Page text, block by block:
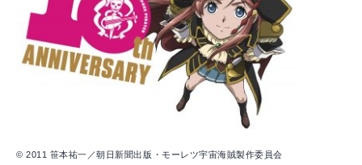
© 2011 笹本祐一／朝日新聞出版・モーレツ宇宙海賊製作委員会